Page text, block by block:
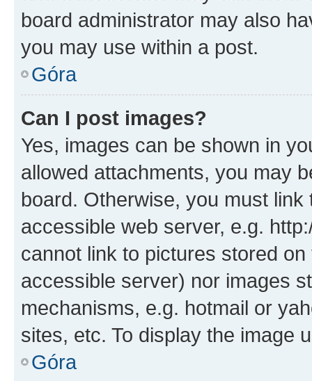
board administrator may also
you may use within a post.
Góra
Can I post images?
Yes, images can be shown in
allowed attachments, you may
board. Otherwise, you must
accessible web server, e.g.
cannot link to pictures stored
accessible server) nor images
mechanisms, e.g. hotmail or
sites, etc. To display the image
Góra